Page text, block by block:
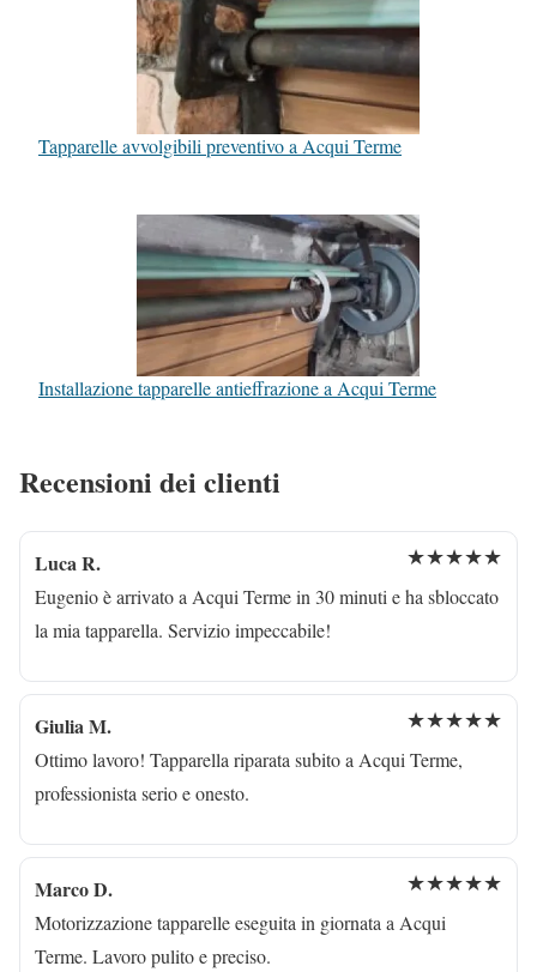
Tapparelle avvolgibili preventivo a Acqui Terme
Installazione tapparelle antieffrazione a Acqui Terme
Recensioni dei clienti
Luca R. ★★★★★
Eugenio è arrivato a Acqui Terme in 30 minuti e ha sbloccato
la mia tapparella. Servizio impeccabile!
Giulia M. ★★★★★
Ottimo lavoro! Tapparella riparata subito a Acqui Terme,
professionista serio e onesto.
Marco D. ★★★★★
Motorizzazione tapparelle eseguita in giornata a Acqui
Terme. Lavoro pulito e preciso.